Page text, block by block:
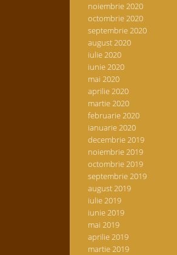
noiembrie 2020
octombrie 2020
septembrie 2020
august 2020
iulie 2020
iunie 2020
mai 2020
aprilie 2020
martie 2020
februarie 2020
ianuarie 2020
decembrie 2019
noiembrie 2019
octombrie 2019
septembrie 2019
august 2019
iulie 2019
iunie 2019
mai 2019
aprilie 2019
martie 2019